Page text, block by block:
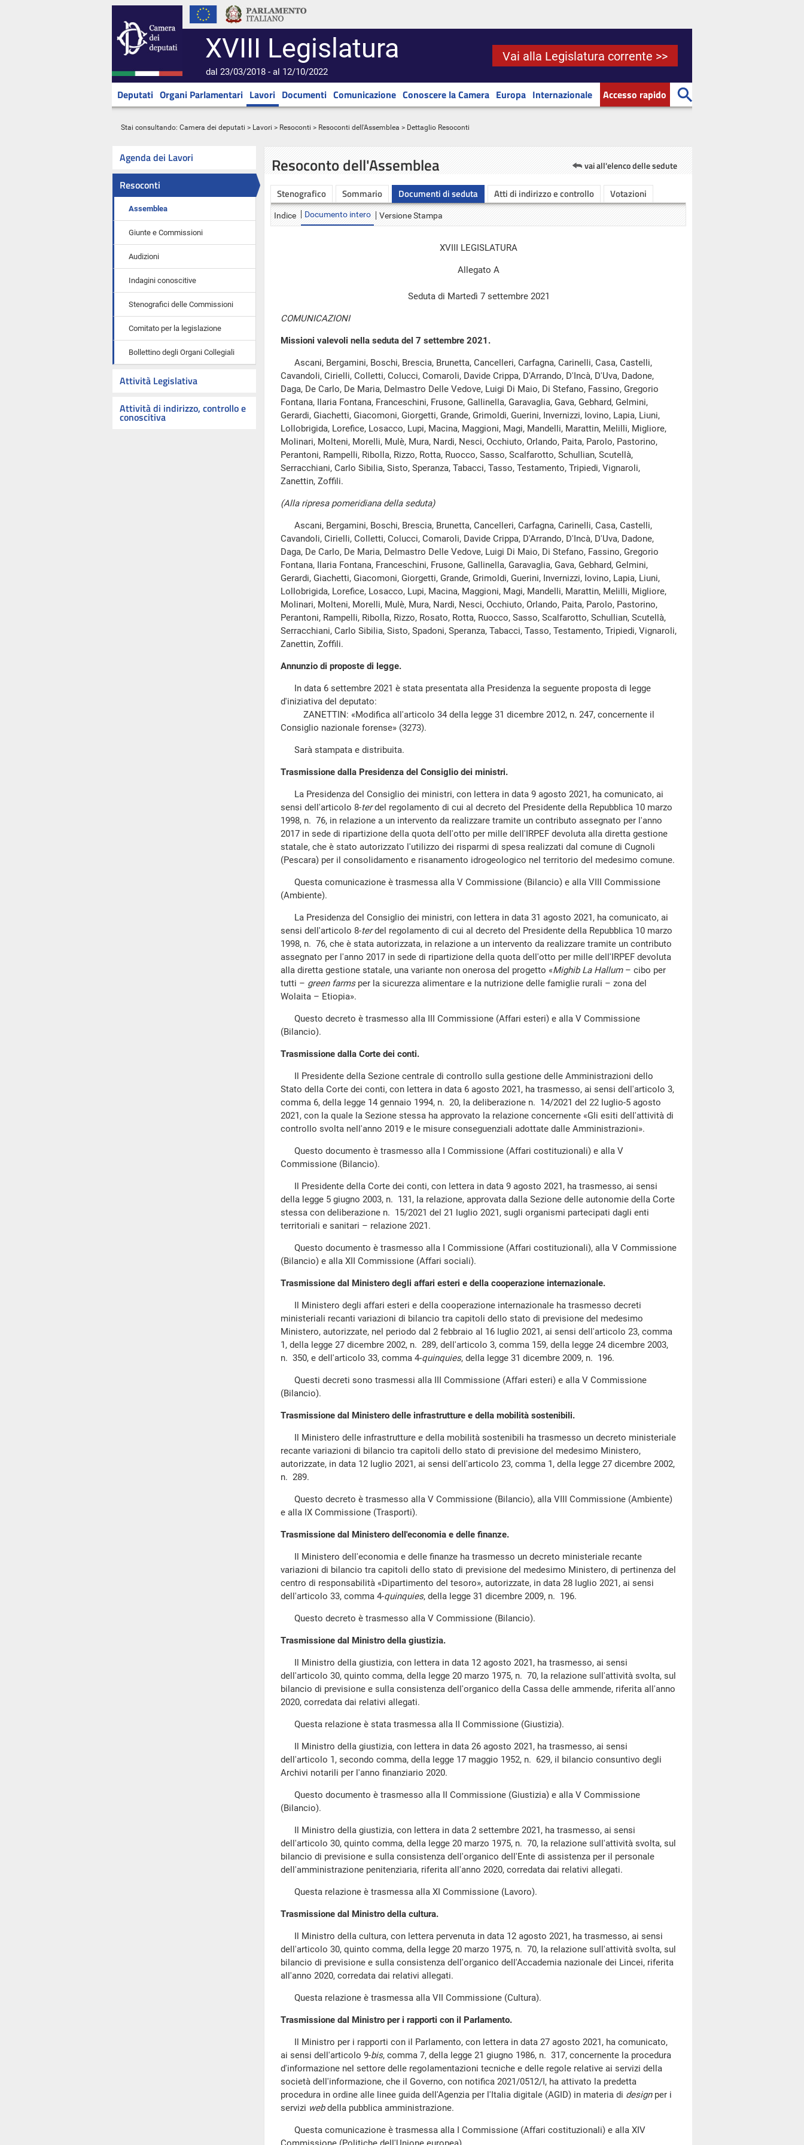
XVIII Legislatura
dal 23/03/2018 - al 12/10/2022
Vai alla Legislatura corrente >>
Deputati Organi Parlamentari Lavori Documenti Comunicazione Conoscere la Camera Europa Internazionale Accesso rapido
Stai consultando: Camera dei deputati > Lavori > Resoconti > Resoconti dell'Assemblea > Dettaglio Resoconti
Agenda dei Lavori
Resoconti
Assemblea
Giunte e Commissioni
Audizioni
Indagini conoscitive
Stenografici delle Commissioni
Comitato per la legislazione
Bollettino degli Organi Collegiali
Attività Legislativa
Attività di indirizzo, controllo e
conoscitiva
Resoconto dell'Assemblea vai all'elenco delle sedute
Stenografico Sommario Documenti di seduta Atti di indirizzo e controllo Votazioni
Indice Documento intero Versione Stampa
XVIII LEGISLATURA
Allegato A
Seduta di Martedì 7 settembre 2021
COMUNICAZIONI
Missioni valevoli nella seduta del 7 settembre 2021.
Ascani, Bergamini, Boschi, Brescia, Brunetta, Cancelleri, Carfagna, Carinelli, Casa, Castelli,
Cavandoli, Cirielli, Colletti, Colucci, Comaroli, Davide Crippa, D'Arrando, D'Incà, D'Uva, Dadone,
Daga, De Carlo, De Maria, Delmastro Delle Vedove, Luigi Di Maio, Di Stefano, Fassino, Gregorio
Fontana, Ilaria Fontana, Franceschini, Frusone, Gallinella, Garavaglia, Gava, Gebhard, Gelmini,
Gerardi, Giachetti, Giacomoni, Giorgetti, Grande, Grimoldi, Guerini, Invernizzi, Iovino, Lapia, Liuni,
Lollobrigida, Lorefice, Losacco, Lupi, Macina, Maggioni, Magi, Mandelli, Marattin, Melilli, Migliore,
Molinari, Molteni, Morelli, Mulè, Mura, Nardi, Nesci, Occhiuto, Orlando, Paita, Parolo, Pastorino,
Perantoni, Rampelli, Ribolla, Rizzo, Rotta, Ruocco, Sasso, Scalfarotto, Schullian, Scutellà,
Serracchiani, Carlo Sibilia, Sisto, Speranza, Tabacci, Tasso, Testamento, Tripiedi, Vignaroli,
Zanettin, Zoffili.
(Alla ripresa pomeridiana della seduta)
Ascani, Bergamini, Boschi, Brescia, Brunetta, Cancelleri, Carfagna, Carinelli, Casa, Castelli,
Cavandoli, Cirielli, Colletti, Colucci, Comaroli, Davide Crippa, D'Arrando, D'Incà, D'Uva, Dadone,
Daga, De Carlo, De Maria, Delmastro Delle Vedove, Luigi Di Maio, Di Stefano, Fassino, Gregorio
Fontana, Ilaria Fontana, Franceschini, Frusone, Gallinella, Garavaglia, Gava, Gebhard, Gelmini,
Gerardi, Giachetti, Giacomoni, Giorgetti, Grande, Grimoldi, Guerini, Invernizzi, Iovino, Lapia, Liuni,
Lollobrigida, Lorefice, Losacco, Lupi, Macina, Maggioni, Magi, Mandelli, Marattin, Melilli, Migliore,
Molinari, Molteni, Morelli, Mulè, Mura, Nardi, Nesci, Occhiuto, Orlando, Paita, Parolo, Pastorino,
Perantoni, Rampelli, Ribolla, Rizzo, Rosato, Rotta, Ruocco, Sasso, Scalfarotto, Schullian, Scutellà,
Serracchiani, Carlo Sibilia, Sisto, Spadoni, Speranza, Tabacci, Tasso, Testamento, Tripiedi, Vignaroli,
Zanettin, Zoffili.
Annunzio di proposte di legge.
In data 6 settembre 2021 è stata presentata alla Presidenza la seguente proposta di legge
d'iniziativa del deputato:
ZANETTIN: «Modifica all'articolo 34 della legge 31 dicembre 2012, n. 247, concernente il
Consiglio nazionale forense» (3273).
Sarà stampata e distribuita.
Trasmissione dalla Presidenza del Consiglio dei ministri.
La Presidenza del Consiglio dei ministri, con lettera in data 9 agosto 2021, ha comunicato, ai
sensi dell'articolo 8-terdel regolamento di cui al decreto del Presidente della Repubblica 10 marzo
1998, n. 76, in relazione a un intervento da realizzare tramite un contributo assegnato per l'anno
2017 in sede di ripartizione della quota dell'otto per mille dell'IRPEF devoluta alla diretta gestione
statale, che è stato autorizzato l'utilizzo dei risparmi di spesa realizzati dal comune di Cugnoli
(Pescara) per il consolidamento e risanamento idrogeologico nel territorio del medesimo comune.
Questa comunicazione è trasmessa alla V Commissione (Bilancio) e alla VIII Commissione
(Ambiente).
La Presidenza del Consiglio dei ministri, con lettera in data 31 agosto 2021, ha comunicato, ai
sensi dell'articolo 8-terdel regolamento di cui al decreto del Presidente della Repubblica 10 marzo
1998, n. 76, che è stata autorizzata, in relazione a un intervento da realizzare tramite un contributo
assegnato per l'anno 2017 in sede di ripartizione della quota dell'otto per mille dell'IRPEF devoluta
alla diretta gestione statale, una variante non onerosa del progetto «Mighib La Hallum– cibo per
tutti – green farmsper la sicurezza alimentare e la nutrizione delle famiglie rurali – zona del
Wolaita – Etiopia».
Questo decreto è trasmesso alla III Commissione (Affari esteri) e alla V Commissione
(Bilancio).
Trasmissione dalla Corte dei conti.
Il Presidente della Sezione centrale di controllo sulla gestione delle Amministrazioni dello
Stato della Corte dei conti, con lettera in data 6 agosto 2021, ha trasmesso, ai sensi dell'articolo 3,
comma 6, della legge 14 gennaio 1994, n. 20, la deliberazione n. 14/2021 del 22 luglio-5 agosto
2021, con la quale la Sezione stessa ha approvato la relazione concernente «Gli esiti dell'attività di
controllo svolta nell'anno 2019 e le misure conseguenziali adottate dalle Amministrazioni».
Questo documento è trasmesso alla I Commissione (Affari costituzionali) e alla V
Commissione (Bilancio).
Il Presidente della Corte dei conti, con lettera in data 9 agosto 2021, ha trasmesso, ai sensi
della legge 5 giugno 2003, n. 131, la relazione, approvata dalla Sezione delle autonomie della Corte
stessa con deliberazione n. 15/2021 del 21 luglio 2021, sugli organismi partecipati dagli enti
territoriali e sanitari – relazione 2021.
Questo documento è trasmesso alla I Commissione (Affari costituzionali), alla V Commissione
(Bilancio) e alla XII Commissione (Affari sociali).
Trasmissione dal Ministero degli affari esteri e della cooperazione internazionale.
Il Ministero degli affari esteri e della cooperazione internazionale ha trasmesso decreti
ministeriali recanti variazioni di bilancio tra capitoli dello stato di previsione del medesimo
Ministero, autorizzate, nel periodo dal 2 febbraio al 16 luglio 2021, ai sensi dell'articolo 23, comma
1, della legge 27 dicembre 2002, n. 289, dell'articolo 3, comma 159, della legge 24 dicembre 2003,
n. 350, e dell'articolo 33, comma 4-quinquies, della legge 31 dicembre 2009, n. 196.
Questi decreti sono trasmessi alla III Commissione (Affari esteri) e alla V Commissione
(Bilancio).
Trasmissione dal Ministero delle infrastrutture e della mobilità sostenibili.
Il Ministero delle infrastrutture e della mobilità sostenibili ha trasmesso un decreto ministeriale
recante variazioni di bilancio tra capitoli dello stato di previsione del medesimo Ministero,
autorizzate, in data 12 luglio 2021, ai sensi dell'articolo 23, comma 1, della legge 27 dicembre 2002,
n. 289.
Questo decreto è trasmesso alla V Commissione (Bilancio), alla VIII Commissione (Ambiente)
e alla IX Commissione (Trasporti).
Trasmissione dal Ministero dell'economia e delle finanze.
Il Ministero dell'economia e delle finanze ha trasmesso un decreto ministeriale recante
variazioni di bilancio tra capitoli dello stato di previsione del medesimo Ministero, di pertinenza del
centro di responsabilità «Dipartimento del tesoro», autorizzate, in data 28 luglio 2021, ai sensi
dell'articolo 33, comma 4-quinquies, della legge 31 dicembre 2009, n. 196.
Questo decreto è trasmesso alla V Commissione (Bilancio).
Trasmissione dal Ministro della giustizia.
Il Ministro della giustizia, con lettera in data 12 agosto 2021, ha trasmesso, ai sensi
dell'articolo 30, quinto comma, della legge 20 marzo 1975, n. 70, la relazione sull'attività svolta, sul
bilancio di previsione e sulla consistenza dell'organico della Cassa delle ammende, riferita all'anno
2020, corredata dai relativi allegati.
Questa relazione è stata trasmessa alla II Commissione (Giustizia).
Il Ministro della giustizia, con lettera in data 26 agosto 2021, ha trasmesso, ai sensi
dell'articolo 1, secondo comma, della legge 17 maggio 1952, n. 629, il bilancio consuntivo degli
Archivi notarili per l'anno finanziario 2020.
Questo documento è trasmesso alla II Commissione (Giustizia) e alla V Commissione
(Bilancio).
Il Ministro della giustizia, con lettera in data 2 settembre 2021, ha trasmesso, ai sensi
dell'articolo 30, quinto comma, della legge 20 marzo 1975, n. 70, la relazione sull'attività svolta, sul
bilancio di previsione e sulla consistenza dell'organico dell'Ente di assistenza per il personale
dell'amministrazione penitenziaria, riferita all'anno 2020, corredata dai relativi allegati.
Questa relazione è trasmessa alla XI Commissione (Lavoro).
Trasmissione dal Ministro della cultura.
Il Ministro della cultura, con lettera pervenuta in data 12 agosto 2021, ha trasmesso, ai sensi
dell'articolo 30, quinto comma, della legge 20 marzo 1975, n. 70, la relazione sull'attività svolta, sul
bilancio di previsione e sulla consistenza dell'organico dell'Accademia nazionale dei Lincei, riferita
all'anno 2020, corredata dai relativi allegati.
Questa relazione è trasmessa alla VII Commissione (Cultura).
Trasmissione dal Ministro per i rapporti con il Parlamento.
Il Ministro per i rapporti con il Parlamento, con lettera in data 27 agosto 2021, ha comunicato,
ai sensi dell'articolo 9-bis, comma 7, della legge 21 giugno 1986, n. 317, concernente la procedura
d'informazione nel settore delle regolamentazioni tecniche e delle regole relative ai servizi della
società dell'informazione, che il Governo, con notifica 2021/0512/I, ha attivato la predetta
procedura in ordine alle linee guida dell'Agenzia per l'Italia digitale (AGID) in materia di designper i
servizi webdella pubblica amministrazione.
Questa comunicazione è trasmessa alla I Commissione (Affari costituzionali) e alla XIV